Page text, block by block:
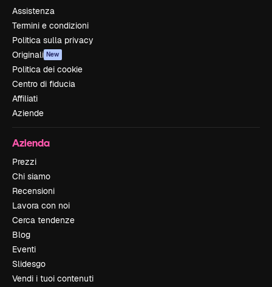
Assistenza
Termini e condizioni
Politica sulla privacy
Originali New
Politica dei cookie
Centro di fiducia
Affiliati
Aziende
Azienda
Prezzi
Chi siamo
Recensioni
Lavora con noi
Cerca tendenze
Blog
Eventi
Slidesgo
Vendi i tuoi contenuti